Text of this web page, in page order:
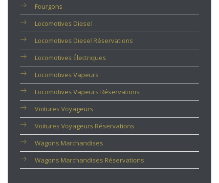
Fourgons
Locomotives Diesel
Locomotives Diesel Réservations
Locomotives Électriques
Locomotives Vapeurs
Locomotives Vapeurs Réservations
Voitures Voyageurs
Voitures Voyageurs Réservations
Wagons Marchandises
Wagons Marchandises Réservations